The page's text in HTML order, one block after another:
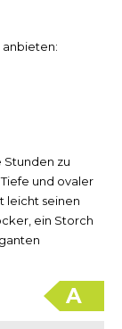
zu
und ovaler
leicht seinen
ein Storch
A